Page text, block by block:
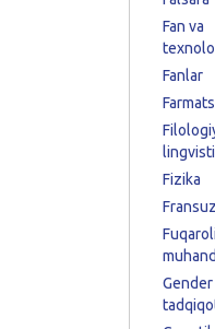
Fan va
Fanlar
Fizika
Gender